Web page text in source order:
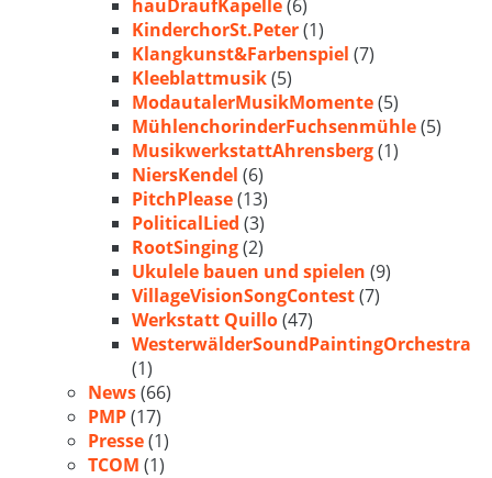
hauDraufKapelle(6)
KinderchorSt.Peter(1)
Klangkunst&Farbenspiel (7)
Kleeblattmusik(5)
ModautalerMusikMomente(5)
MühlenchorinderFuchsenmühle(5)
MusikwerkstattAhrensberg(1)
NiersKendel (6)
PitchPlease(13)
PoliticalLied (3)
RootSinging(2)
Ukulele bauen und spielen (9)
VillageVisionSongContest(7)
Werkstatt Quillo(47)
WesterwälderSoundPaintingOrchestra
(1)
News(66)
PMP(17)
Presse(1)
TCOM (1)